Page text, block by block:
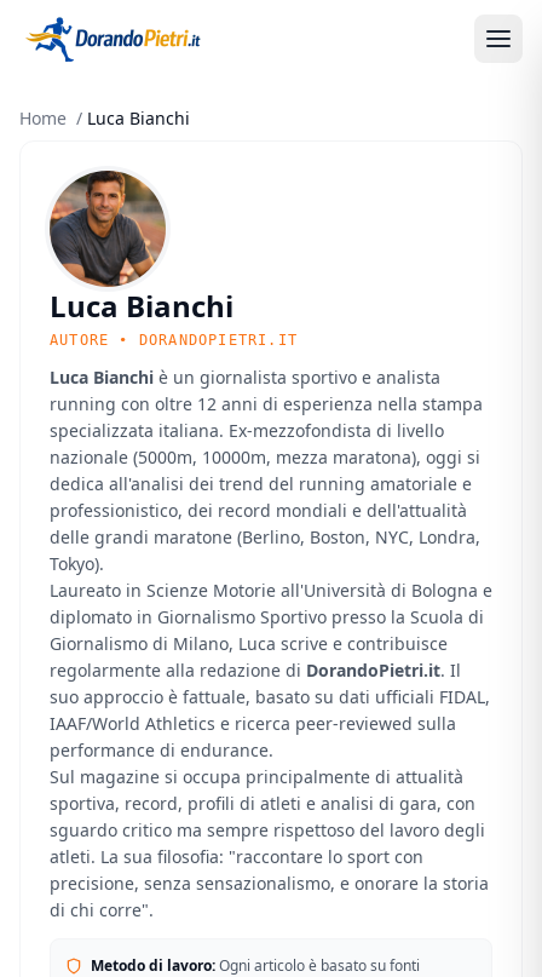
Home / Luca Bianchi
Luca Bianchi
AUTORE • DORANDOPIETRI.IT
Luca Bianchi è un giornalista sportivo e analista
running con oltre 12 anni di esperienza nella stampa
specializzata italiana. Ex-mezzofondista di livello
nazionale (5000m, 10000m, mezza maratona), oggi si
dedica all'analisi dei trend del running amatoriale e
professionistico, dei record mondiali e dell'attualità
delle grandi maratone (Berlino, Boston, NYC, Londra,
Tokyo).
Laureato in Scienze Motorie all'Università di Bologna e
diplomato in Giornalismo Sportivo presso la Scuola di
Giornalismo di Milano, Luca scrive e contribuisce
regolarmente alla redazione di DorandoPietri.it. Il
suo approccio è fattuale, basato su dati ufficiali FIDAL,
IAAF/World Athletics e ricerca peer-reviewed sulla
performance di endurance.
Sul magazine si occupa principalmente di attualità
sportiva, record, profili di atleti e analisi di gara, con
sguardo critico ma sempre rispettoso del lavoro degli
atleti. La sua filosofia: "raccontare lo sport con
precisione, senza sensazionalismo, e onorare la storia
di chi corre".
Metodo di lavoro:Ogni articolo è basato su fonti